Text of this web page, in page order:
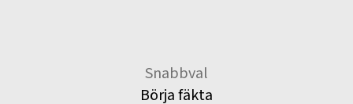
Snabbval
Börja fäkta